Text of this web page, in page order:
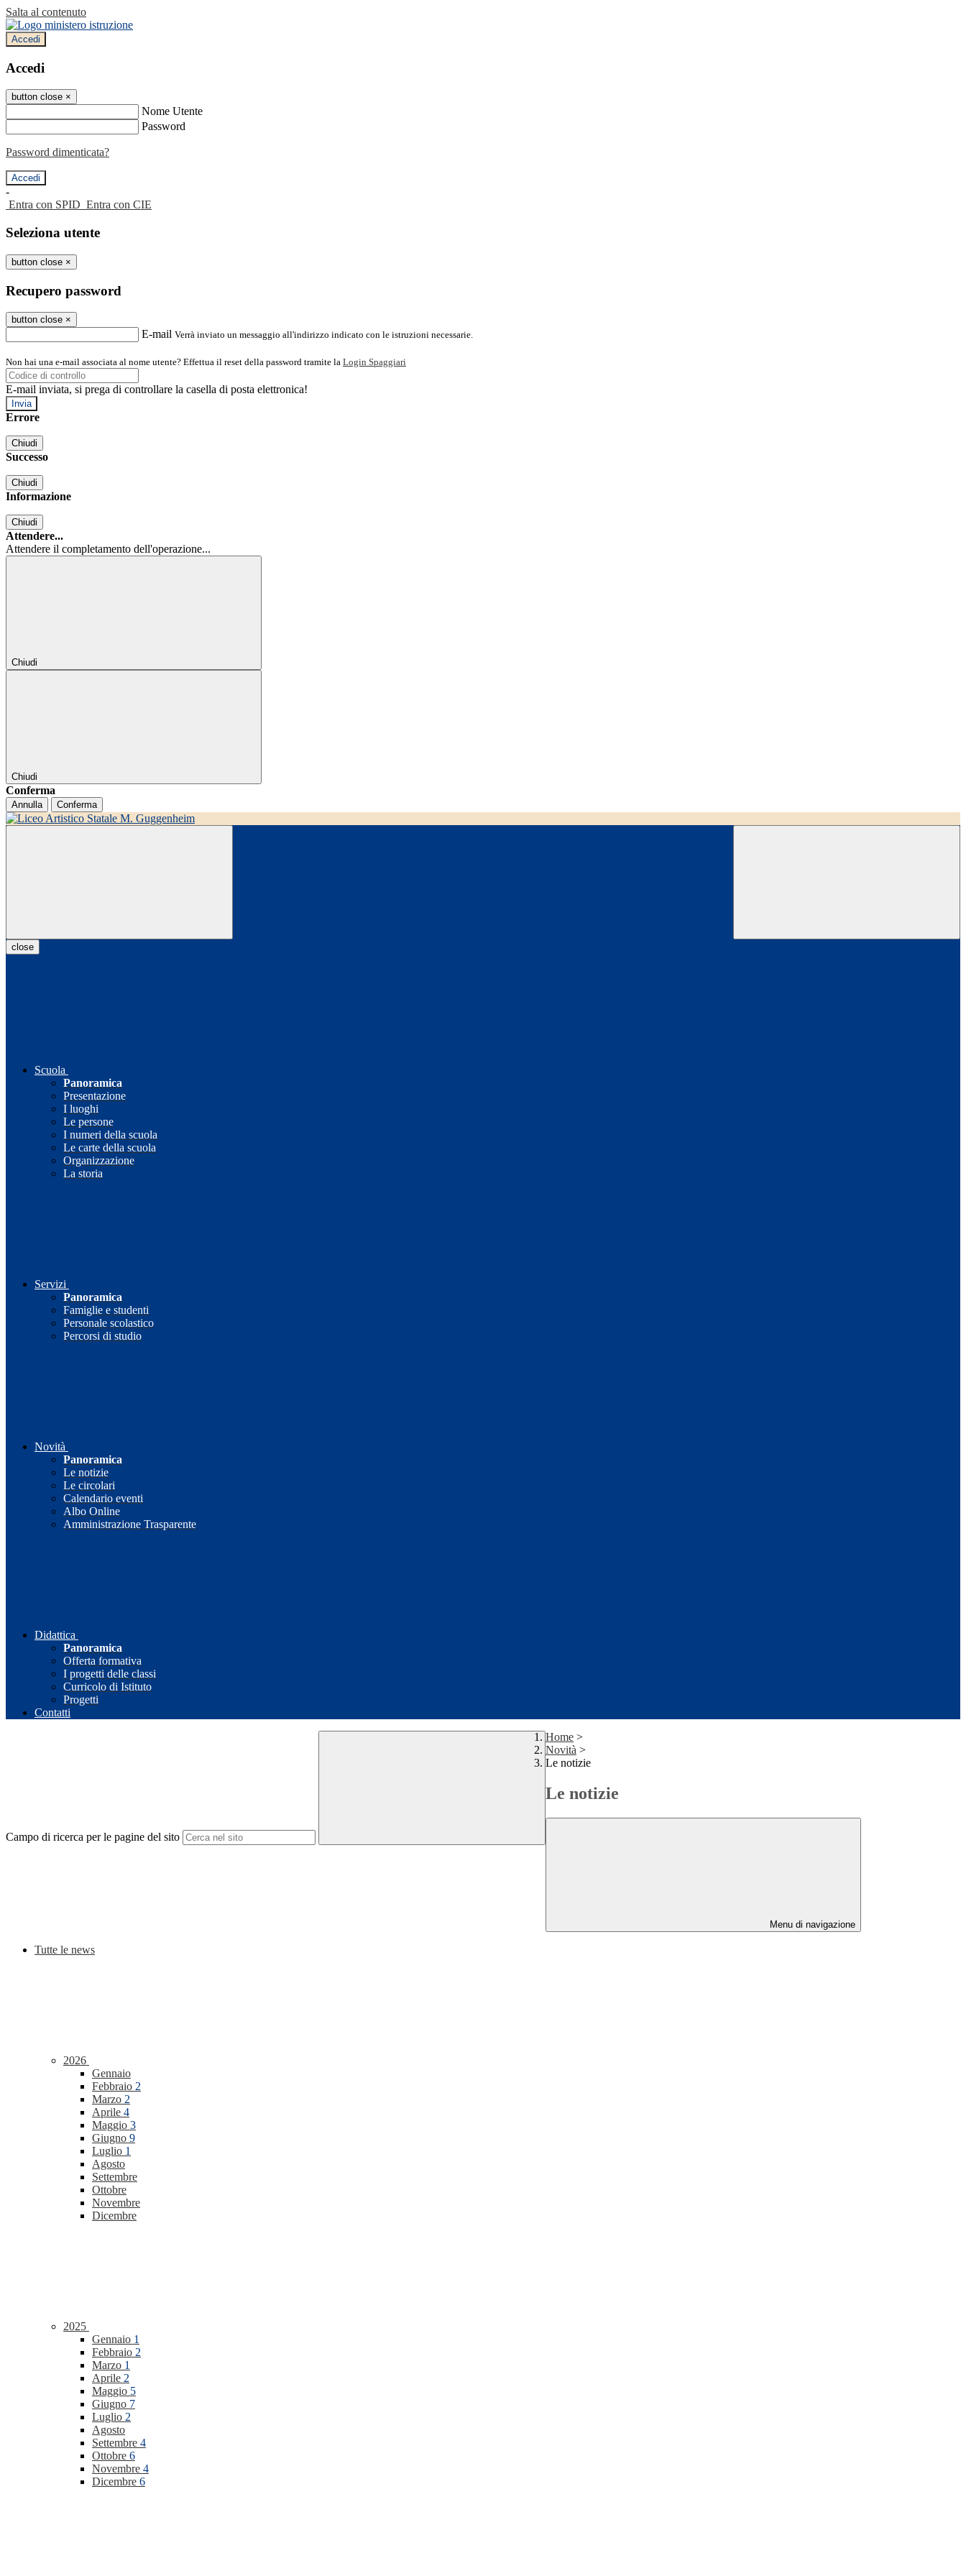
Salta al contenuto
Accedi
Accedi
button close ×
Nome Utente
Password
Password dimenticata?
-
Entra con SPID Entra con CIE
Seleziona utente
button close ×
Recupero password
button close ×
E-mail Verrà inviato un messaggio all'indirizzo indicato con le istruzioni necessarie.
Non hai una e-mail associata al nome utente? Effettua il reset della password tramite la Login Spaggiari
E-mail inviata, si prega di controllare la casella di posta elettronica!
Errore
Chiudi
Successo
Chiudi
Informazione
Chiudi
Attendere...
Attendere il completamento dell'operazione...
Chiudi
Chiudi
Conferma
Annulla Conferma
close
Scuola
Panoramica
Presentazione
I luoghi
Le persone
I numeri della scuola
Le carte della scuola
Organizzazione
La storia
Servizi
Panoramica
Famiglie e studenti
Personale scolastico
Percorsi di studio
Novità
Panoramica
Le notizie
Le circolari
Calendario eventi
Albo Online
Amministrazione Trasparente
Didattica
Panoramica
Offerta formativa
I progetti delle classi
Curricolo di Istituto
Progetti
Contatti
Campo di ricerca per le pagine del sito
Home >
Novità >
Le notizie
Le notizie
Menu di navigazione
Tutte le news
2026
Gennaio
Febbraio 2
Marzo 2
Aprile 4
Maggio 3
Giugno 9
Luglio 1
Agosto
Settembre
Ottobre
Novembre
Dicembre
2025
Gennaio 1
Febbraio 2
Marzo 1
Aprile 2
Maggio 5
Giugno 7
Luglio 2
Agosto
Settembre 4
Ottobre 6
Novembre 4
Dicembre 6